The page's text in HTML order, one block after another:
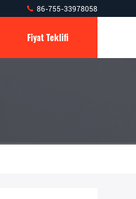
86-755-33978058
Fiyat Teklifi